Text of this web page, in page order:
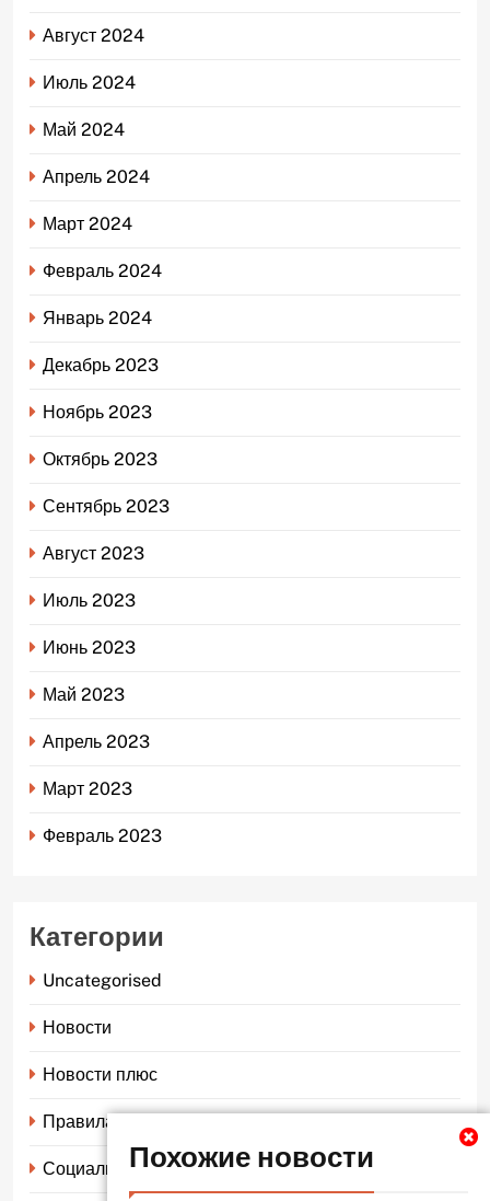
Похожие новости
Август 2024
Июль 2024
Май 2024
Апрель 2024
Март 2024
Февраль 2024
Январь 2024
Декабрь 2023
Ноябрь 2023
Октябрь 2023
Сентябрь 2023
Август 2023
Июль 2023
Июнь 2023
Май 2023
Апрель 2023
Март 2023
Февраль 2023
Категории
Uncategorised
Новости
Новости плюс
Правила страхования
Социальное страхование